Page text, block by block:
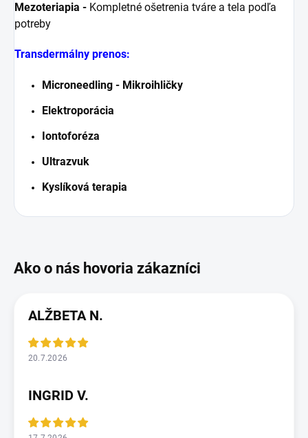
Mezoteriapia - Kompletné ošetrenia tváre a tela podľa
potreby
Transdermálny prenos:
Microneedling - Mikroihličky
Elektroporácia
ontoforéza
Ultrazvuk
Kyslíková terapia
ALŽBETA N.
20.7.2026
INGRID V.